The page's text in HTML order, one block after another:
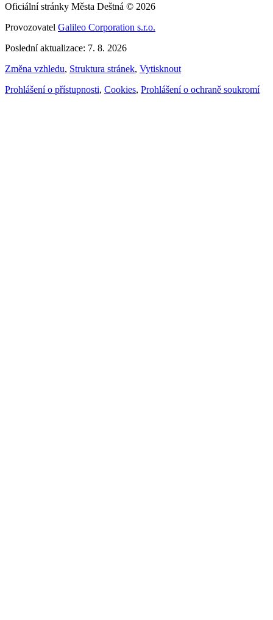
Oficiální stránky Města Deštná © 2026
Provozovatel Galileo Corporation s.r.o.
Poslední aktualizace: 7. 8. 2026
Změna vzhledu, Struktura stránek, Vytisknout
Prohlášení o přístupnosti, Cookies, Prohlášení o ochraně soukromí